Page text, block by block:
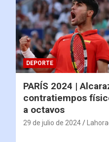
DEPORTE
PARÍS 2024 |
contratiempos
a octavos
29 de julio de 2024